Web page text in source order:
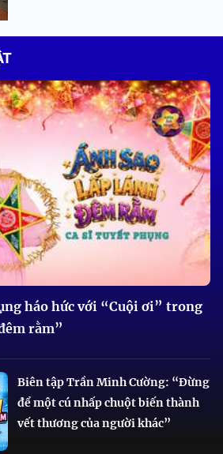
háo hức với “Cuội ơi” trong
rằm”
Biên tập Trần Minh Cường: “Đừng
để một cú nhấp chuột biến thành
vết thương của người khác”